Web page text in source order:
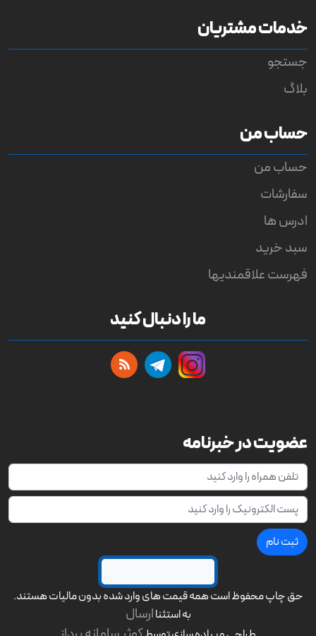
خدمات مشتریان
جستجو
بلاگ
حساب من
حساب من
سفارشات
ادرس ها
سبد خرید
فهرست علاقمندیها
ما را دنبال کنید
عضویت در خبرنامه
ثبت نام
حق چاپ محفوظ استهمه قیمت های وارد شده بدون مالیات هستند.
به استثناارسال